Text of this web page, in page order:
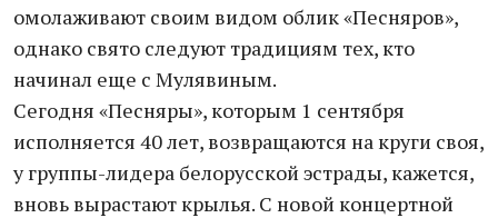
омолаживают своим видом облик «Песняров»,
однако свято следуют традициям тех, кто
начинал еще с Мулявиным.
Сегодня «Песняры», которым 1 сентября
исполняется 40 лет, возвращаются на круги своя,
у группы-лидера белорусской эстрады, кажется,
вновь вырастают крылья. С новой концертной